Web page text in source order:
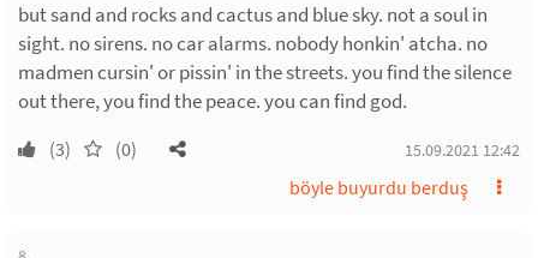
but sand and rocks and cactus and blue sky. not a soul in
sight. no sirens. no car alarms. nobody honkin' atcha. no
madmen cursin' or pissin' in the streets. you find the silence
out there, you find the peace. you can find god.
(3) (0) 15.09.2021 12:42
böyle buyurdu berduş